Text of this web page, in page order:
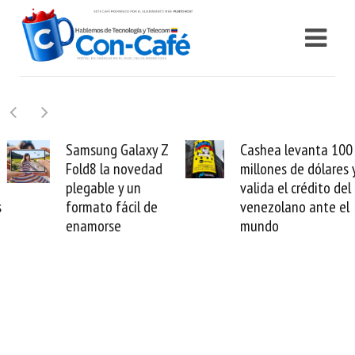
Samsung Galaxy Z
Fold8 la novedad
plegable y un
formato fácil de
enamorse
Cashea levanta 100
millones de dólares y
valida el crédito del
venezolano ante el
mundo